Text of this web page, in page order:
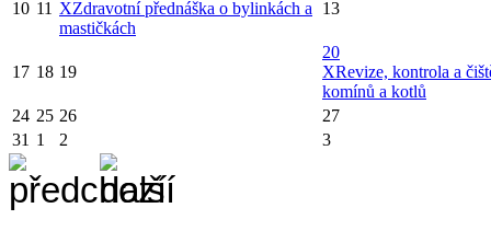
10 11 XZdravotní přednáška o bylinkách a
mastičkách
13
17 18 19
20
XRevize, kontrola a
komínů a kotlů
24 25 26
27
31 1 2 3